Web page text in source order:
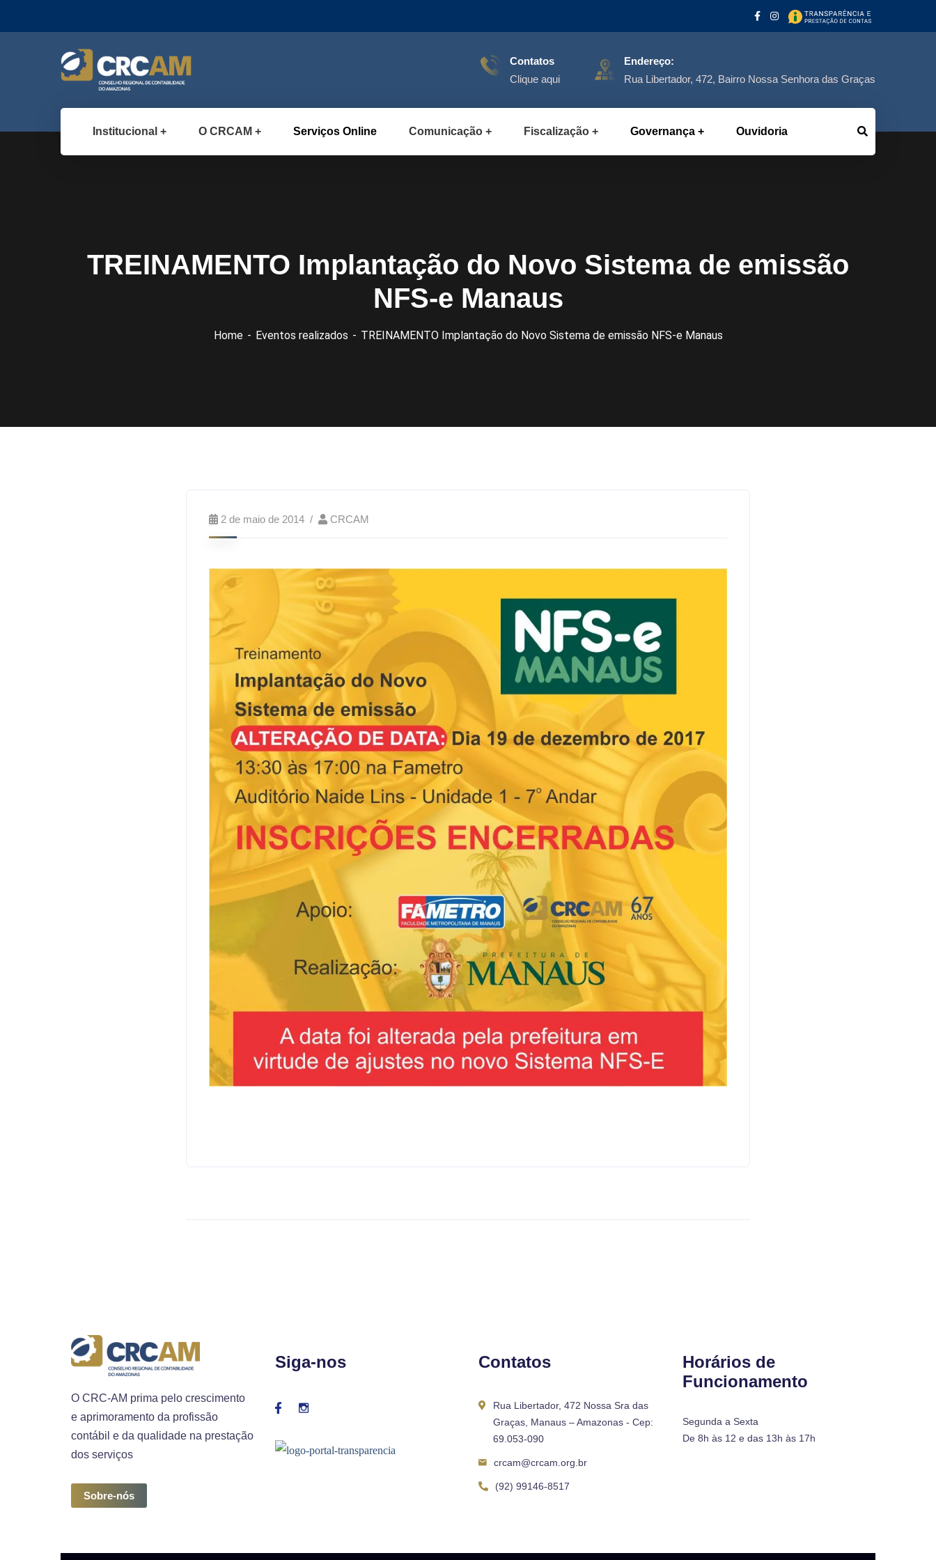
Contatos
Clique aqui
Endereço:
Rua Libertador, 472, Bairro Nossa Senhora das Graças
Institucional O CRCAM Serviços Online Comunicação Fiscalização Governança Ouvidoria
TREINAMENTO Implantação do Novo Sistema de emissão
NFS-e Manaus
Home Eventos realizados TREINAMENTO Implantação do Novo Sistema de emissão NFS-e Manaus
2 de maio de 2014 CRCAM
O CRC-AM prima pelo crescimento
e aprimoramento da profissão
contábil e da qualidade na prestação
dos serviços
Sobre-nós
Siga-nos Contatos
Rua Libertador, 472 Nossa Sra das
Graças, Manaus – Amazonas - Cep:
69.053-090
crcam@crcam.org.br
(92) 99146-8517
Horários de
Funcionamento
Segunda a Sexta
De 8h às 12 e das 13h às 17h